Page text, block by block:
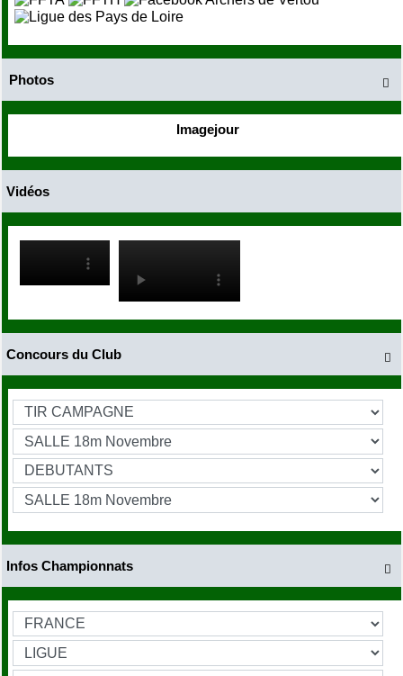

Photos
Imagejour
Vidéos

Concours du Club

Infos Championnats